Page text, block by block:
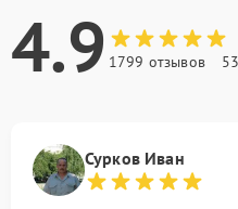
4.9 1799 отзывов
Сурков Иван